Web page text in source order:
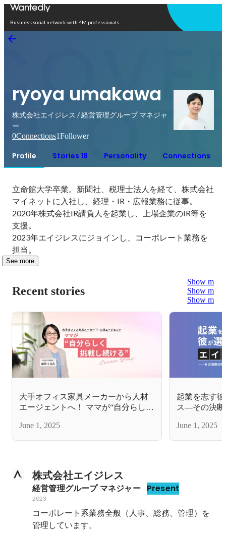
Business social network with 4M professionals
ryoya umakawa
株式会社エイジレス / 経営管理グループ マネジャ
ー
0Connections1Follower
Profile Stories 18 Personality Connections
立命館大学卒業。新聞社、税理士法人を経て、株式会社
マイネットに入社し、経理・IR・広報業務に従事。
2020年株式会社IR請負人を起業し、上場企業のIR等を
支援。
2023年エイジレスにジョインし、コーポレート業務を
担当。
See more
Recent stories
Show more
Show more
Show more
大手オフィス家具メーカーから人材
エージェントへ！ ママが“自分らしく
June 1, 2025
起業を志す
ス—その決
June 1, 2025
株式会社エイジレス
経営管理グループ マネジャー Present
2023 -
コーポレート系業務全般（人事、総務、管理）を
管理しています。